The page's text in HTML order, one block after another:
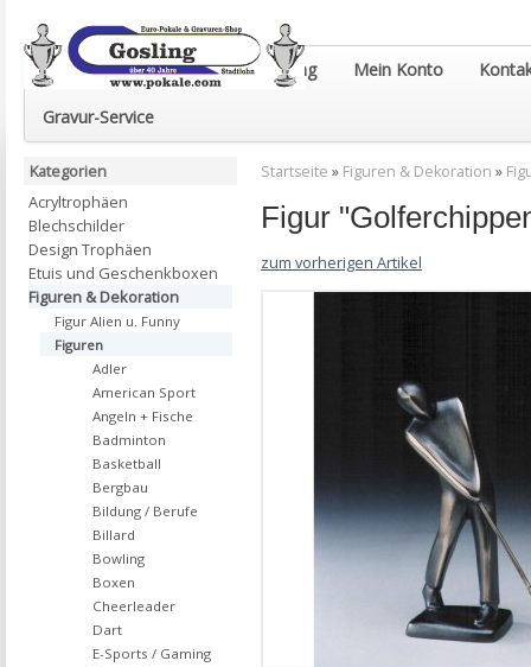
Euro-Pokale & Gravur-Shop Gosling Mein Konto
Gravur-Service
Startseite » Figuren & Dekoration »
Figur
zum vorherigen Artikel
Kategorien
Acryltrophäen
Blechschilder
Design Trophäen
Etuis und Geschenkboxen
Figuren & Dekoration
Figur Alien u. Funny
Figuren
Adler
American Sport
Angeln + Fische
Badminton
Basketball
Bergbau
Bildung / Berufe
Billard
Bowling
Boxen
Cheerleader
Dart
E-Sports / Gaming